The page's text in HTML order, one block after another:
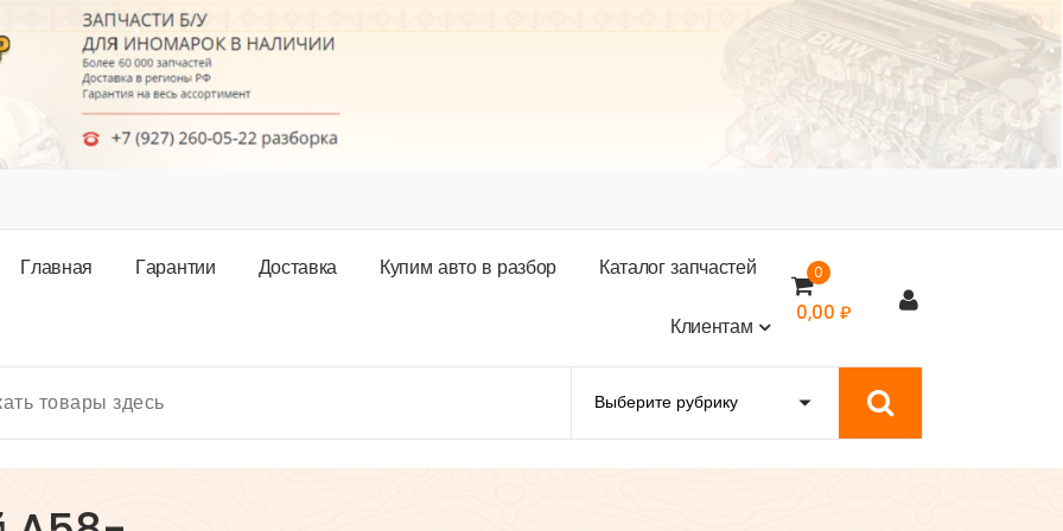
Главная Гарантии Доставка Купим авто в разбор Каталогзапчастей
Клиентам
0
0,00 ₽